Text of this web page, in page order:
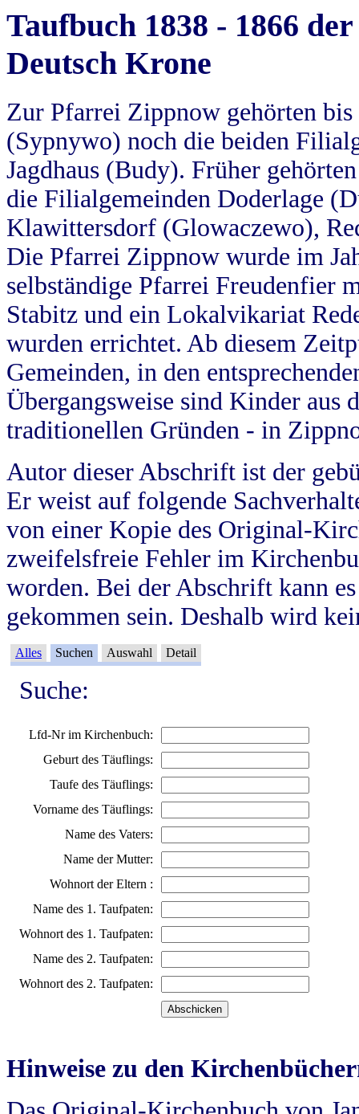
Taufbuch 1838 - 1866
Deutsch Krone
Zur Pfarrei Zippnow gehörten
(Sypnywo) noch die beiden
Jagdhaus (Budy). Früher
die Filialgemeinden Doderlage
Klawittersdorf (Glowaczewo),
Die Pfarrei Zippnow wurde im
selbständige Pfarrei Freudenfier
Stabitz und ein Lokalvikariat
wurden errichtet. Ab diesem
Gemeinden, in den
Übergangsweise sind Kinder aus
traditionellen Gründen - in
Autor dieser Abschrift ist der
Er weist auf folgende
von einer Kopie des Original-
zweifelsfreie Fehler im
worden. Bei der Abschrift kann
gekommen sein. Deshalb wird
Alles Suchen Auswahl Detail
Suche:
Lfd-Nr im Kirchenbuch:
Geburt des Täuflings:
Taufe des Täuflings:
Vorname des Täuflings:
Name des Vaters:
Name der Mutter:
Wohnort der Eltern :
Name des 1. Taufpaten:
Wohnort des 1. Taufpaten:
Name des 2. Taufpaten:
Wohnort des 2. Taufpaten:
Hinweise zu den